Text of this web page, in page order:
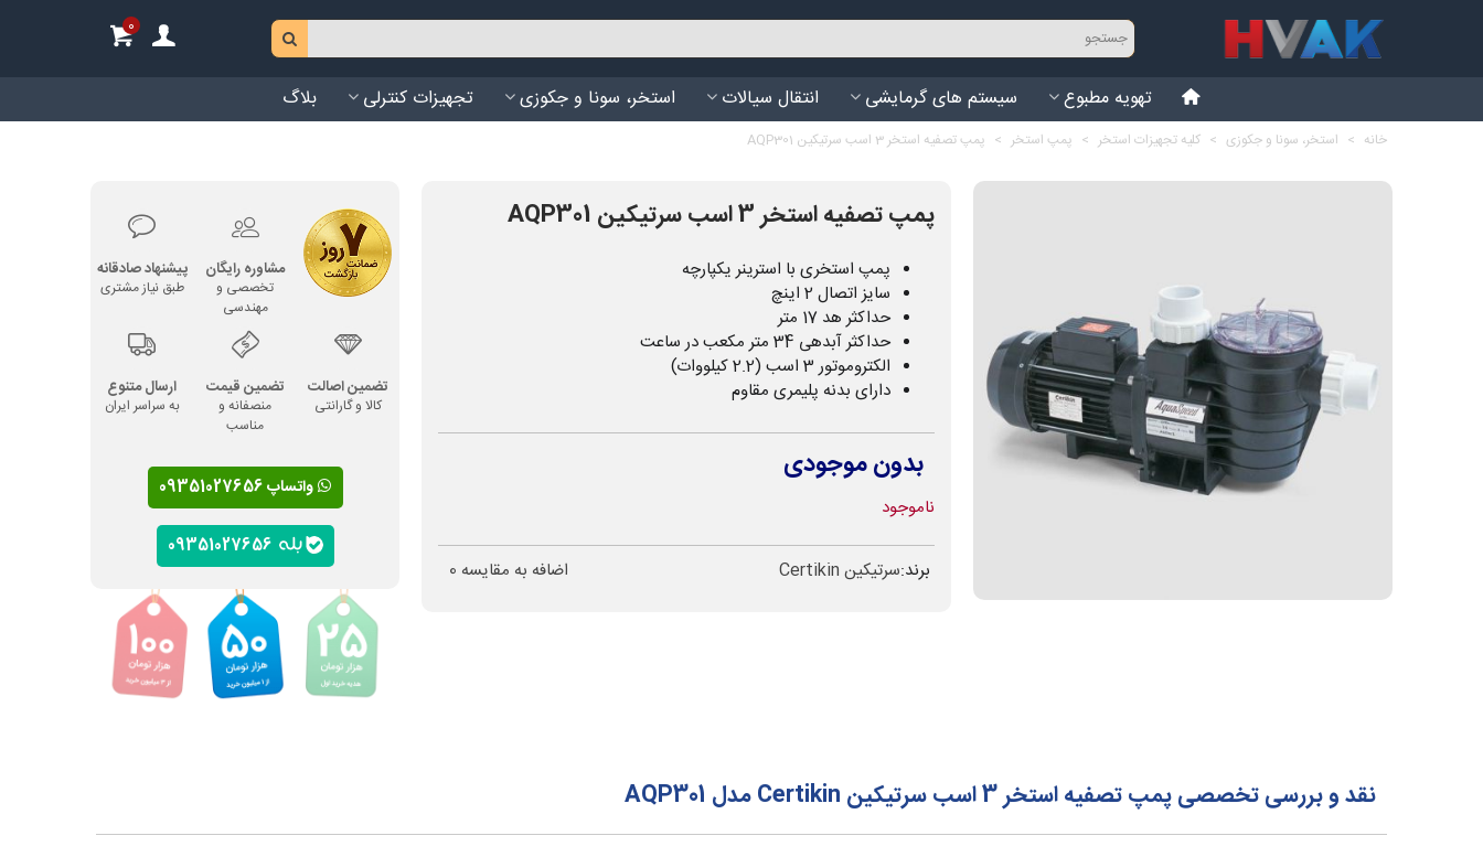
0
تهویه مطبوع سیستم های گرمایشی انتقال سیالات استخر، سونا و جکوزی تجهیزات کنترلی بلاگ
خانه > استخر، سونا و جکوزی > کلیه تجهیزات استخر > پمپ استخر > پمپ تصفیه استخر 3 اسب سرتیکین AQP301
پمپ تصفیه استخر 3 اسب سرتیکین AQP301
پمپ استخری با استرینر یکپارچه
سایز اتصال 2 اینچ
حداکثر هد 17 متر
حداکثر آبدهی 34 متر مکعب در ساعت
الکتروموتور 3 اسب (2.2 کیلووات)
دارای بدنه پلیمری مقاوم
بدون موجودی
ناموجود
برند:سرتیکین Certikin اضافه به مقایسه 0
مشاوره رایگان
تخصصی و
مهندسی
پیشنهاد صادقانه
طبق نیاز مشتری
تضمین اصالت
کالا و گارانتی
تضمین قیمت
منصفانه و
مناسب
ارسال متنوع
به سراسر ایران
واتساپ 09351027656
نقد و بررسی تخصصی پمپ تصفیه استخر 3 اسب سرتیکین Certikin مدل AQP301